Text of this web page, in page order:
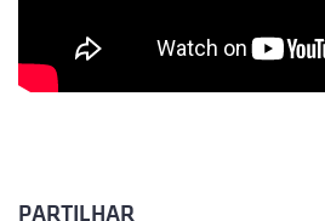
PARTILHAR